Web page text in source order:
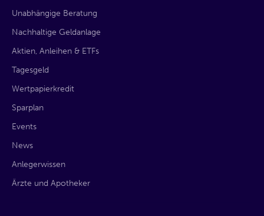
Unabhängige Beratung
Nachhaltige Geldanlage
Aktien, Anleihen & ETFs
Tagesgeld
Wertpapierkredit
Sparplan
Events
News
Anlegerwissen
Ärzte und Apotheker